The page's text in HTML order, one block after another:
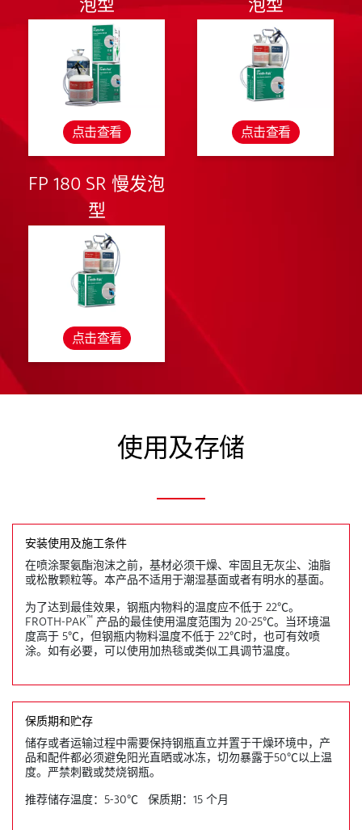
泡型
点击查看
泡型
点击查看
FP 180 SR 慢发泡
型
点击查看
使用及存储
安装使用及施工条件
在喷涂聚氨酯泡沫之前，基材必须干燥、牢固且无灰尘、油脂
或松散颗粒等。本产品不适用于潮湿基面或者有明水的基面。
为了达到最佳效果，钢瓶内物料的温度应不低于 22℃。
FROTH-PAK™ 产品的最佳使用温度范围为 20-25℃。当环境温
度高于 5℃，但钢瓶内物料温度不低于 22℃时，也可有效喷
涂。如有必要，可以使用加热毯或类似工具调节温度。
保质期和贮存
储存或者运输过程中需要保持钢瓶直立并置于干燥环境中，产
品和配件都必须避免阳光直晒或冰冻，切勿暴露于50℃以上温
度。严禁刺戳或焚烧钢瓶。
推荐储存温度：5-30℃ 保质期：15 个月